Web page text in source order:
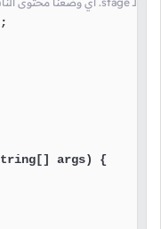
args)
{